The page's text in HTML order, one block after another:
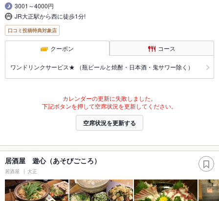
3001～4000円
JR大正駅から西に徒歩1分!
口コミ投稿特典対象店
クーポン コース
ワンドリンクサービス★ （瓶ビールと焼酎・日本酒・鬼サワー除く）
カレンダーの更新に失敗しました。
下記ボタンを押して空席状況を更新してください。
空席状況を更新する
居酒屋 遊心（あそびごころ）
居酒屋 大正